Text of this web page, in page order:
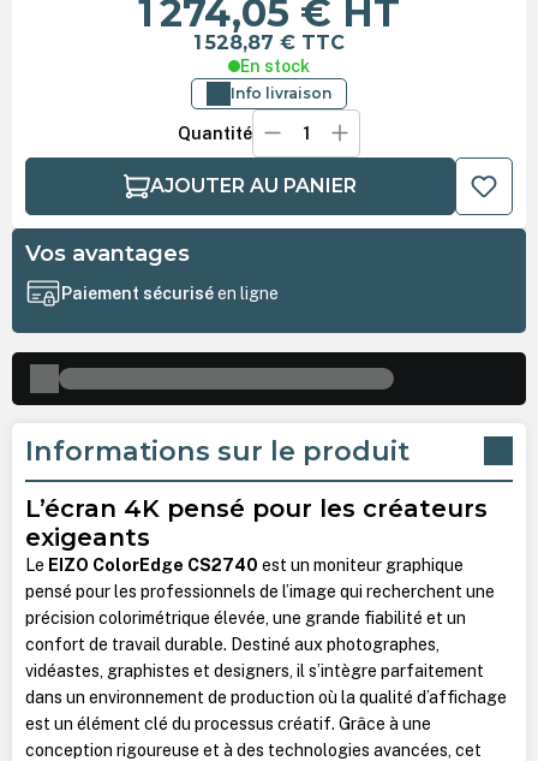
1 274,05 €HT
1 528,87 € TTC
En stock
Info livraison
Quantité
AJOUTER AU PANIER
Vos avantages
Paiement sécuriséen ligne
Informations sur le produit
L’écran 4K pensé pour les créateurs
exigeants
Le EIZO ColorEdge CS2740 est un moniteur graphique
pensé pour les professionnels de l’image qui recherchent une
précision colorimétrique élevée, une grande fiabilité et un
confort de travail durable. Destiné aux photographes,
vidéastes, graphistes et designers, il s’intègre parfaitement
dans un environnement de production où la qualité d’affichage
est un élément clé du processus créatif. Grâce à une
conception rigoureuse et à des technologies avancées, cet